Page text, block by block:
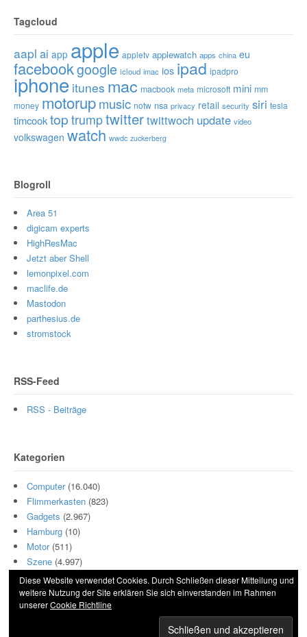
Tagcloud
aapl ai app apple appletv applewatch apps china eu
facebookgoogle icloud imac ios ipad ipadpro
iphone itunes mac macbook meta microsoft mini mm
money motorupmusic notw nsa privacy retail security siri tesla
timcooktop trumptwittertwittwoch update video
volkswagen watch wwdc zuckerberg
Blogroll
Area 51
digicam experts
HighResMac
Jetzt aber Shell
lemonpixel.com
maclife.de
Mastodon
parthesius.de
stromstock
RSS-Feed
RSS - Beiträge
Kategorien
Computer(16.040)
Flimmerkasten (823)
Gadgets (2.967)
Hamburg (10)
Motor(511)
Szene (4.997)
© 2026 Hightech und Blech. All Rights Reserved.
Diese Website verwendet Cookies. Durch Schließen dieser Mitteilung und
weitere Nutzung der Site erklären Sie sich einverstanden im Rahmen
unsererCookie Richtline